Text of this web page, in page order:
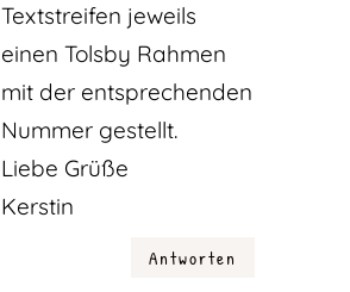
Textstreifen jeweils
einen Tolsby Rahmen
mit der entsprechenden
Nummer gestellt.
Liebe Grüße
Kerstin
Antworten